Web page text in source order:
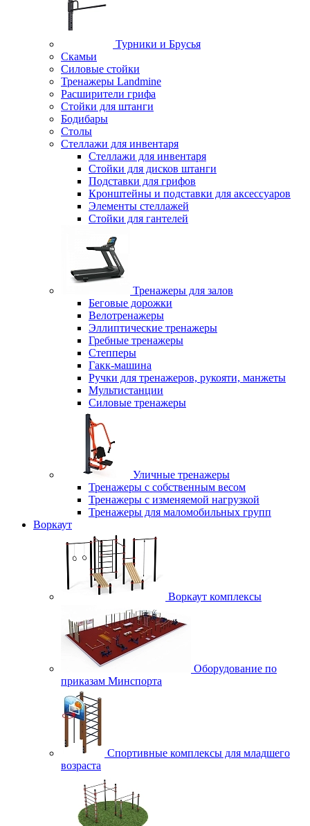
Турники и Брусья
Скамьи
Силовые стойки
Тренажеры Landmine
Расширители грифа
Стойки для штанги
Бодибары
Столы
Стеллажи для инвентаря
Стеллажи для инвентаря
Стойки для дисков штанги
Подставки для грифов
Кронштейны и подставки для аксессуаров
Элементы стеллажей
Стойки для гантелей
Тренажеры для залов
Беговые дорожки
Велотренажеры
Эллиптические тренажеры
Гребные тренажеры
Степперы
Гакк-машина
Ручки для тренажеров, рукояти, манжеты
Мультистанции
Силовые тренажеры
Уличные тренажеры
Тренажеры с собственным весом
Тренажеры с изменяемой нагрузкой
Тренажеры для маломобильных групп
Воркаут
Воркаут комплексы
Оборудование по
приказам Минспорта
Спортивные комплексы для младшего
возраста